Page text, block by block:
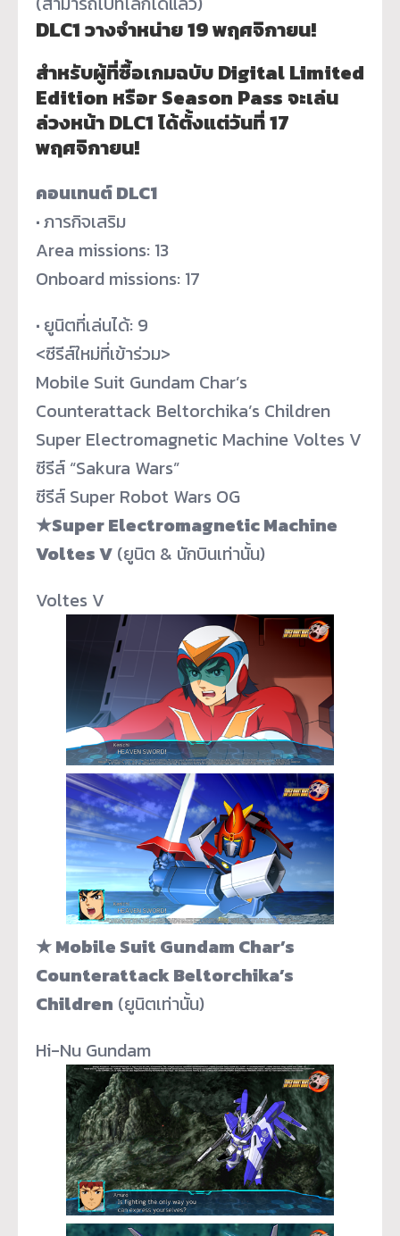
DLC1 วางจำหน่าย 19 พฤศจิกายน!
สำหรับผู้ที่ซื้อเกมฉบับ Digital Limited
Edition หรือr Season Pass จะเล่น
ล่วงหน้า DLC1 ได้ตั้งแต่วันที่ 17
พฤศจิกายน!
คอนเทนต์ DLC1
·ภารกิจเสริม
Area missions: 13
Onboard missions: 17
· ยูนิตที่เล่นได้: 9
<ซีรีส์ใหม่ที่เข้าร่วม>
Mobile Suit Gundam Char’s
Counterattack Beltorchika’s Children
Super Electromagnetic Machine Voltes V
ซีรีส์ “Sakura Wars”
ซีรีส์ Super Robot Wars OG
★Super Electromagnetic Machine
Voltes V (ยูนิต & นักบินเท่านั้น)
Voltes V
★ Mobile Suit Gundam Char’s
Counterattack Beltorchika’s
Children (ยูนิตเท่านั้น)
Hi-Nu Gundam